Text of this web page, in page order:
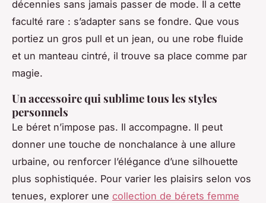
décennies sans jamais passer de mode. Il a cette
faculté rare : s’adapter sans se fondre. Que vous
portiez un gros pull et un jean, ou une robe fluide
et un manteau cintré, il trouve sa place comme par
magie.
Un accessoire qui sublime tous les styles
personnels
Le béret n’impose pas. Il accompagne. Il peut
donner une touche de nonchalance à une allure
urbaine, ou renforcer l’élégance d’une silhouette
plus sophistiquée. Pour varier les plaisirs selon vos
tenues, explorer une collection de bérets femme